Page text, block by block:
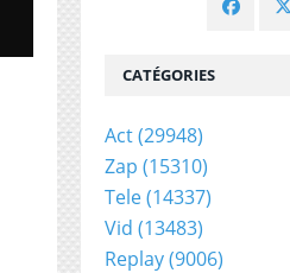
CATÉGORIES
Act(29948)
Zap (15310)
Tele(14337)
Vid (13483)
Replay(9006)